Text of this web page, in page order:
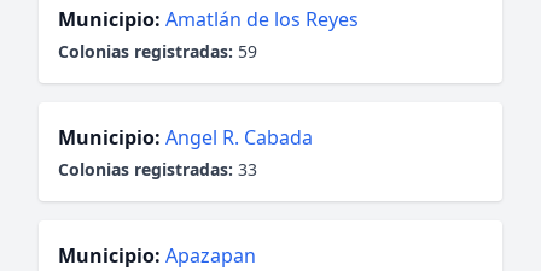
Municipio: Amatlán de los Reyes
Colonias registradas: 59
Municipio: Angel R. Cabada
Colonias registradas: 33
Municipio: Apazapan